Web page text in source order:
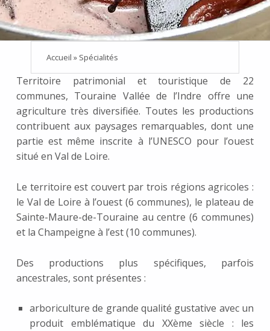
Accueil » Spécialités
Territoire patrimonial et touristique de 22
communes, Touraine Vallée de l’Indre offre une
agriculture très diversifiée. Toutes les productions
contribuent aux paysages remarquables, dont une
partie est même inscrite à l’UNESCO pour l’ouest
situé en Val de Loire.
Le territoire est couvert par trois régions agricoles :
le Val de Loire à l’ouest (6 communes), le plateau de
Sainte-Maure-de-Touraine au centre (6 communes)
et la Champeigne à l’est (10 communes).
Des productions plus spécifiques, parfois
ancestrales, sont présentes :
arboriculture de grande qualité gustative avec un
produit emblématique du XXème siècle : les